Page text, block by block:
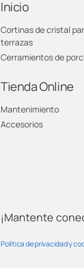
Inicio
Cortinas de cristal
terrazas
Cerramientos de
Tienda Online
Mantenimiento
Accesorios
¡Mantente
Política de privacidad y